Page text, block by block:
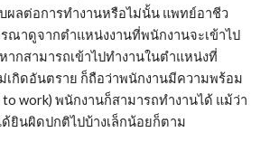
ผลต่อการทำงานหรือไม่นั้น แพทย์อาชีว
ณาดูจากตำแหน่งงานที่พนักงานจะเข้าไป
ากสามารถเข้าไปทำงานในตำแหน่งที่
เกิดอันตราย ก็ถือว่าพนักงานมีความพร้อม
to work) พนักงานก็สามารถทำงานได้ แม้ว่า
ยินผิดปกติไปบ้างเล็กน้อยก็ตาม